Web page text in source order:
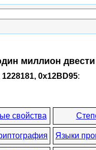
миллион
0x12BD95:
свойства
Языки